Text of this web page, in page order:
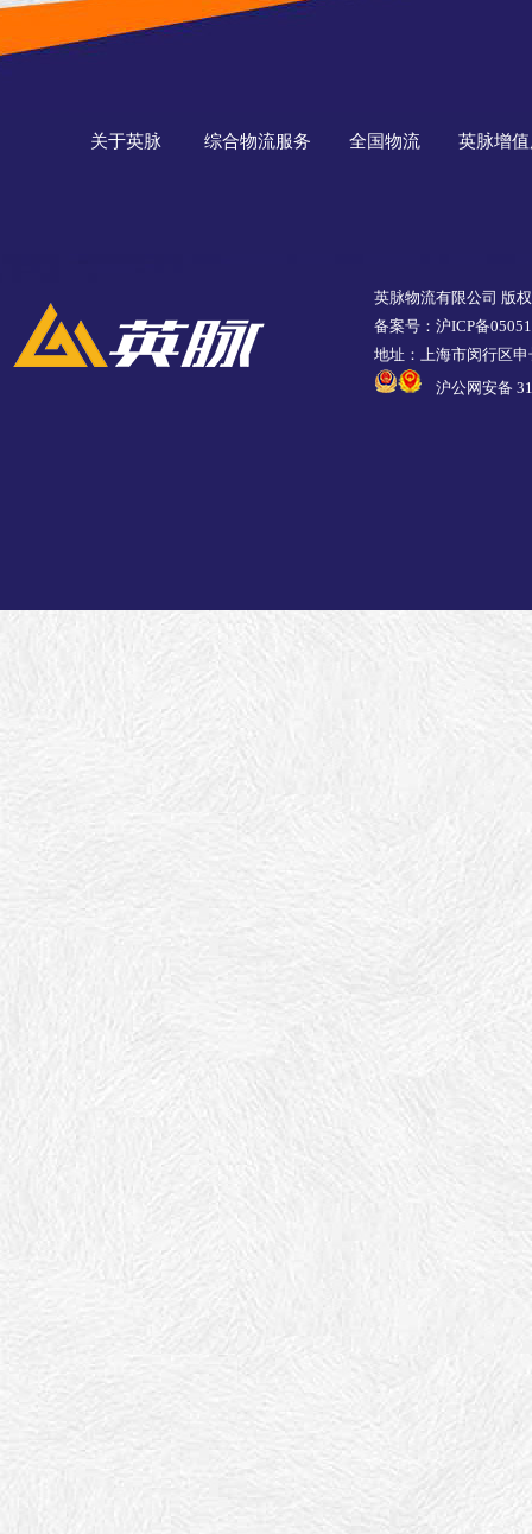
关于英脉 综合物流服务 全国物流 英脉增
英脉物流有限公司 版
备案号：沪ICP备
地址：上海市闵行区
沪公网安备